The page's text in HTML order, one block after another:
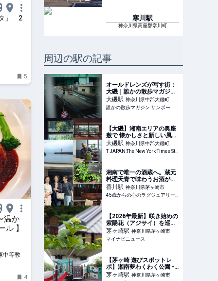
タ」 2
5
温か
】
等教育
4
寒川駅
神奈川県高座郡寒川町
周辺の駅の記事
オールドレンズが写す街：
大磯｜誰かの散歩マガジン
サンポー
大磯駅 神奈川県中郡大磯町
誰かの散歩マガジン サンポー
【大磯】湘南エリアの奥座
敷で 懐かしさと新しい風を
体感＜まとめ＞ 日本のロー
カルトレジャーを探す旅
大磯駅 神奈川県中郡大磯町
T JAPAN:The New York Times Style Magazine 公式サイト
湘南で唯一の酒蔵へ。蔵元
料理天青で味わうお酒がす
すむ絶品料理
香川駅 神奈川県茅ヶ崎市
45歳からの心のラグジュアリーメディア
【2026年最新】咲き始めの
紫陽花（アジサイ）を巡
る、初夏の静かな散…
茅ヶ崎駅 神奈川県茅ヶ崎市
マイナビニュース
【茅ヶ崎 遊びスポットレ
ポ】湘南夢わくわく公園 -
悪天候でも遊べる…
茅ヶ崎駅 神奈川県茅ヶ崎市